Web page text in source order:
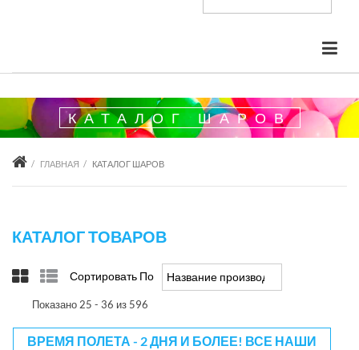
КАТАЛОГ ШАРОВ
ГЛАВНАЯ КАТАЛОГ ШАРОВ
КАТАЛОГ ТОВАРОВ
Сортировать По Название производителя +/-
Показано 25 - 36 из 596
ВРЕМЯ ПОЛЕТА - 2 ДНЯ И БОЛЕЕ! ВСЕ НАШИ